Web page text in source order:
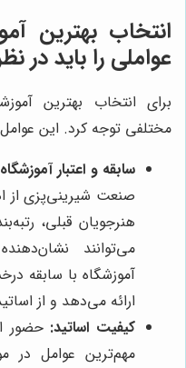
انتخاب بهترین
عواملی را باید در
برای انتخاب بهترین
مختلفی توجه کرد. این
سابقه و اعتبار
صنعت شیرینی‌پزی از
هنرجویان قبلی،
می‌توانند
آموزشگاه با سابقه
ارائه می‌دهد و از
کیفیت اساتید: حضور
مهم‌ترین عوامل در